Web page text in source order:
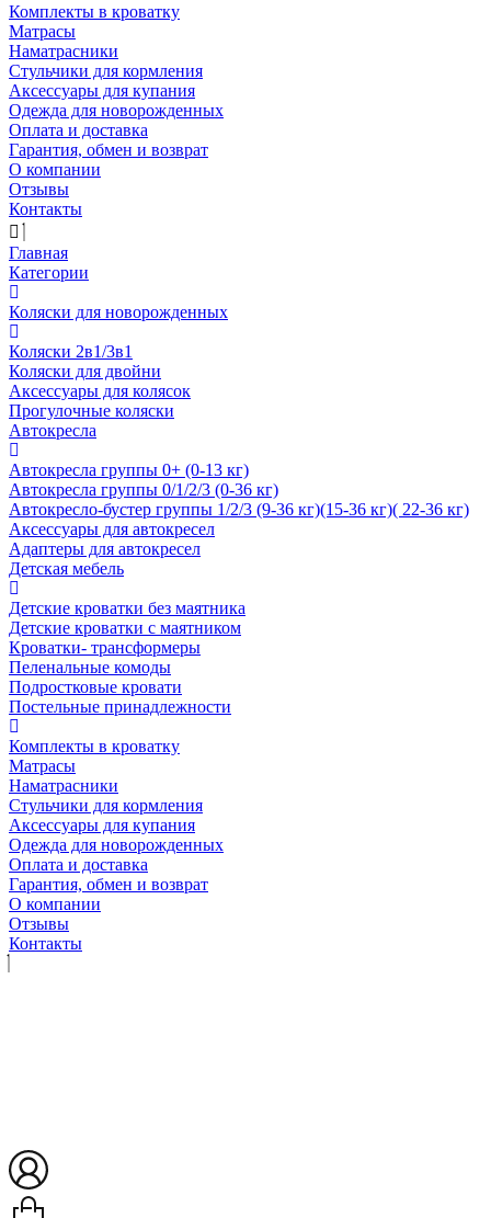
Комплекты в кроватку
Матрасы
Наматрасники
Стульчики для кормления
Аксессуары для купания
Одежда для новорожденных
Оплата и доставка
Гарантия, обмен и возврат
О компании
Отзывы
Контакты
Главная
Категории
Коляски для новорожденных
Коляски 2в1/3в1
Коляски для двойни
Аксессуары для колясок
Прогулочные коляски
Автокресла
Автокресла группы 0+ (0-13 кг)
Автокресла группы 0/1/2/3 (0-36 кг)
Автокресло-бустер группы 1/2/3 (9-36 кг)(15-36 кг)( 22-36 кг)
Аксессуары для автокресел
Адаптеры для автокресел
Детская мебель
Детские кроватки без маятника
Детские кроватки с маятником
Кроватки- трансформеры
Пеленальные комоды
Подростковые кровати
Постельные принадлежности
Комплекты в кроватку
Матрасы
Наматрасники
Стульчики для кормления
Аксессуары для купания
Одежда для новорожденных
Оплата и доставка
Гарантия, обмен и возврат
О компании
Отзывы
Контакты